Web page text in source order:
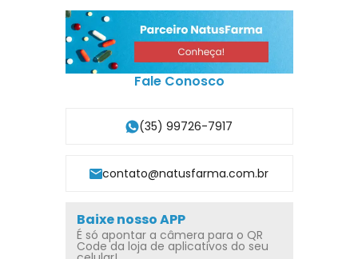
Fale Conosco
(35) 99726-7917
contato@natusfarma.com.br
Baixe nosso APP
É só apontar a câmera para o QR
Code da loja de aplicativos do seu